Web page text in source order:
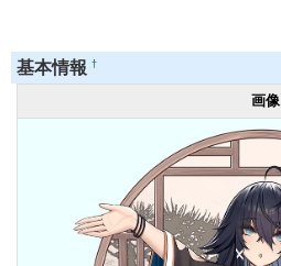
基本情報 †
画像